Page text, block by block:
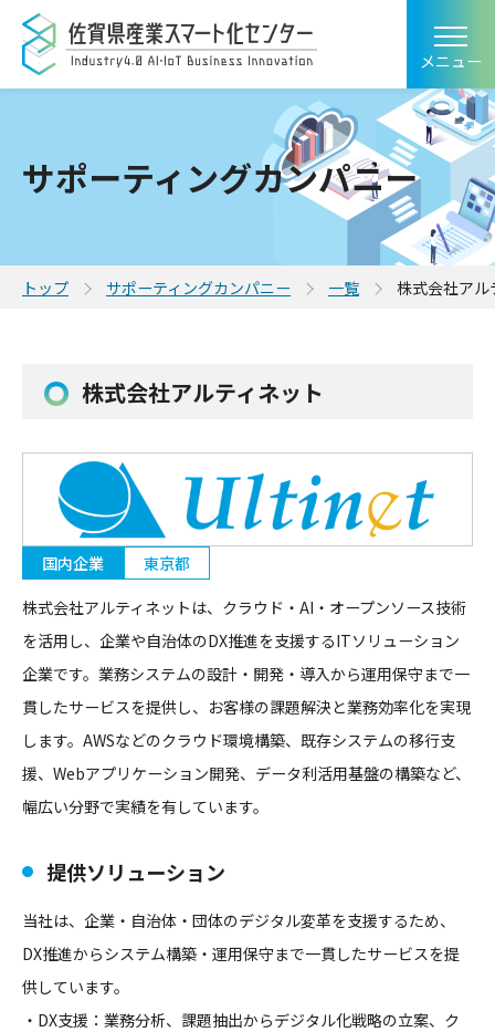
メニュー
サポーティングカンパニー
トップ サポーティングカンパニー 一覧 株式会社アル
株式会社アルティネット
国内企業
東京都
株式会社アルティネットは、クラウド・AI・オープンソース技術
を活用し、企業や自治体のDX推進を支援するITソリューション
企業です。業務システムの設計・開発・導入から運用保守まで一
貫したサービスを提供し、お客様の課題解決と業務効率化を実現
します。AWSなどのクラウド環境構築、既存システムの移行支
援、Webアプリケーション開発、データ利活用基盤の構築など、
幅広い分野で実績を有しています。
提供ソリューション
当社は、企業・自治体・団体のデジタル変革を支援するため、
DX推進からシステム構築・運用保守まで一貫したサービスを提
供しています。
・DX支援：業務分析、課題抽出からデジタル化戦略の立案、ク